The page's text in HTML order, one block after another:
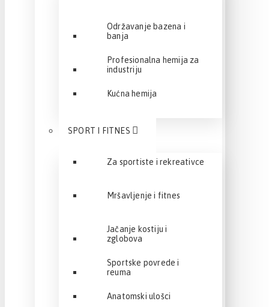
Održavanje bazena i
banja
Profesionalna hemija za
industriju
Kućna hemija
SPORT I FITNES
Za sportiste i rekreativce
Mršavljenje i fitnes
Jačanje kostiju i
zglobova
Sportske povrede i
reuma
Anatomski ulošci